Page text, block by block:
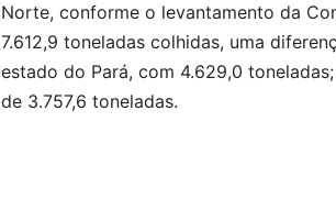
Norte, conforme o levantamento da
7.612,9 toneladas colhidas, uma
estado do Pará, com 4.629,0
de 3.757,6 toneladas.